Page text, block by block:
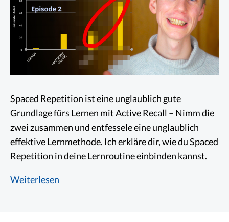
Spaced Repetition ist eine unglaublich gute
Grundlage fürs Lernen mit Active Recall – Nimm die
zwei zusammen und entfessele eine unglaublich
effektive Lernmethode. Ich erkläre dir, wie du Spaced
Repetition in deine Lernroutine einbinden kannst.
Weiterlesen